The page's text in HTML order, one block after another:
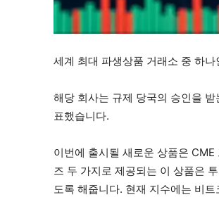
세계 최대 파생상품 거래소 중 하
해당 회사는 규제 당국의 승인을
표했습니다.
이번에 출시될 새로운 상품은
즈 두 가지로 제공되는 이 상품은
도록 해줍니다. 현재 지수에는 비